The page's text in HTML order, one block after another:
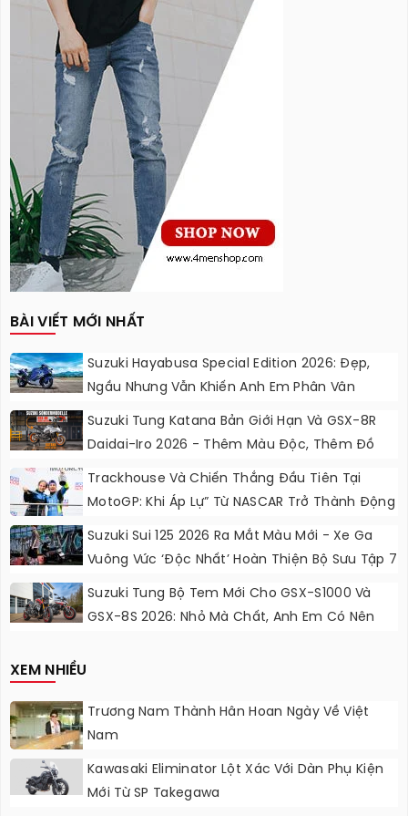
BÀI VIẾT MỚI NHẤT
Suzuki Hayabusa Special Edition 2026: Đẹp,
Ngầu Nhưng Vẫn Khiến Anh Em Phân Vân
Suzuki Tung Katana Bản Giới Hạn Và GSX-8R
Daidai-Iro 2026 - Thêm Màu Độc, Thêm Đồ
Chơi, Thêm Cá Tính
Trackhouse Và Chiến Thắng Đầu Tiên Tại
MotoGP: Khi Áp Lự” Từ NASCAR Trở Thành Động
Lực Ngọt Ngào
Suzuki Sui 125 2026 Ra Mắt Màu Mới - Xe Ga
Vuông Vức ‘độc Nhất’ Hoàn Thiện Bộ Sưu Tập 7
Sắc Cầu Vồng
Suzuki Tung Bộ Tem Mới Cho GSX-S1000 Và
GSX-8S 2026: Nhỏ Mà Chất, Anh Em Có Nên
XEM NHIỀU
Trương Nam Thành Hân Hoan Ngày Về Việt
Nam
Kawasaki Eliminator Lột Xác Với Dàn Phụ Kiện
Mới Từ SP Takegawa